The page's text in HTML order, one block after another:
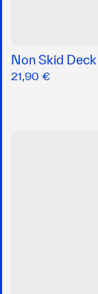
Non Skid
21,90 €